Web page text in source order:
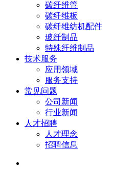
碳纤维管
碳纤维板
碳纤维纺机配件
玻纤制品
特殊纤维制品
技术服务
应用领域
服务支持
常见问题
公司新闻
行业新闻
人才招聘
人才理念
招聘信息